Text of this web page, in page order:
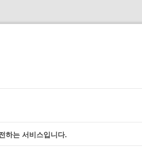
하는 서비스입니다.